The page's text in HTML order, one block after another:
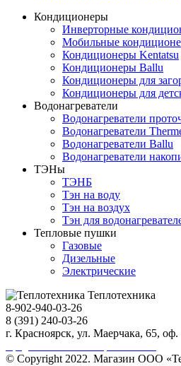
Кондиционеры
Инверторные
Мобильные
Кондиционеры Kentatsu
Кондиционеры Ballu
Кондиционеры для
Кондиционеры для
Водонагреватели
Водонагреватели
Водонагреватели
Водонагреватели Ballu
Водонагреватели
ТЭНы
ТЭНБ
Тэн на воду
Тэн на воздух
Тэн для
Тепловые пушки
Газовые
Дизельные
Электрические
Теплотехника
8-902-940-03-26
8 (391) 240-03-26
г. Красноярск, ул. Маерчака, 65, оф.
© Copyright 2022. Магазин ООО